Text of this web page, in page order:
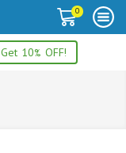
0
Get 10% OFF!